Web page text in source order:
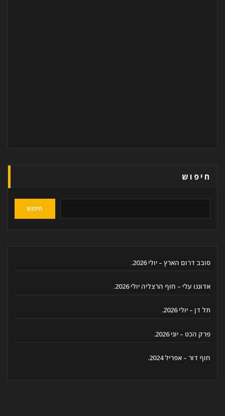
חיפוש
חיפוש
סובב דרום הארץ – יולי 2026.
אדוננו עלי – חוף הרצליה יולי 2026.
תל דן – יולי 2026.
פרק הכט – יוני 2026.
חוף דור – אפריל 2024.